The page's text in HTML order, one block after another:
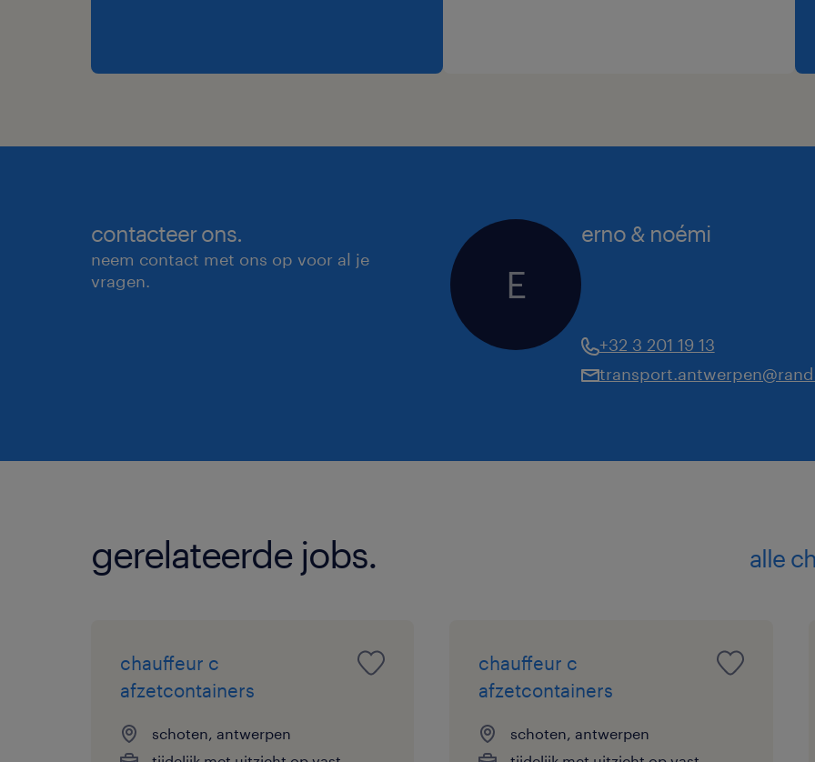
contacteer ons.
neem contact met ons op voor al je
vragen.
E
erno & noémi
+32 3 201 19 13
gerelateerde jobs. alle
chauffeur c
afzetcontainers
schoten, antwerpen
chauffeur c
afzetcontainers
schoten, antwerpen